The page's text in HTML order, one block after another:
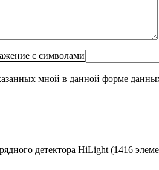
мной в данной форме
детектора HiLight (1416